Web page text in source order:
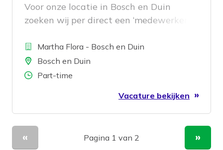
Voor onze locatie in Bosch en Duin
zoeken wij per direct een ‘medewerker
BedrijfMartha Flora - Bosch en Duin
LocatieBosch en Duin
Aantal uren
Part-time
Vacature bekijken
Vorige pagina
Pagina 1 van 2